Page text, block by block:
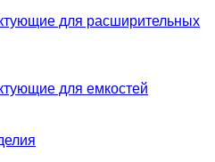
для расширительных
для емкостей